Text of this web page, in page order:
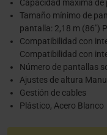
Capacidad máxima de
Tamaño mínimo de
pantalla: 2,18 m (86")
Compatibilidad con
Compatibilidad con
Número de pantallas
Ajustes de altura
Gestión de cables
Plástico, Acero Blanco